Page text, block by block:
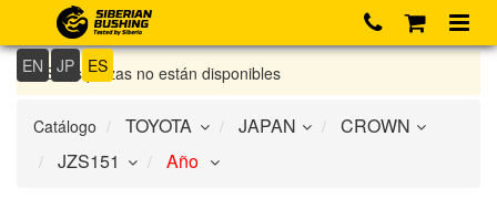
EN JP ES
Si las piezas no están disponibles
Catálogo